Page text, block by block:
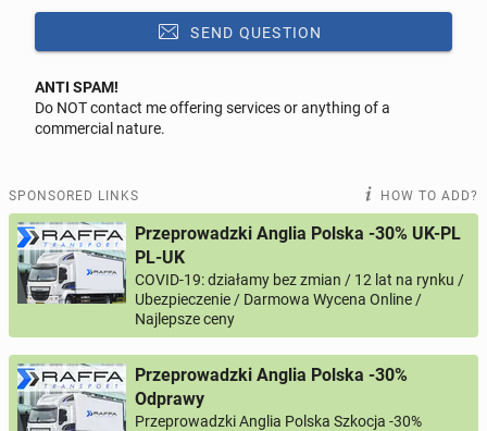
Stabilne zatrudnienie przy interesujących projektach
Atrakcyjne wynagrodzenie
Możliwość rozwoju zawodowego
Samochod sluzbowy
Osoby zainteresowane prosimy o przesłanie CV na
adres:
info@ess-steel.co.uk
lub kontakt telefoniczny: 01322 311 007
Start: możliwy od zaraz
ESS Steel LTD.
SEND QUESTION
Reply to this ad
0 / 1000
Your name
Your email
ANTI SPAM!
Do NOT contact me offering services or anything of a
commercial nature.
SPONSORED LINKS HOW TO ADD?
Przeprowadzki Anglia Polska -30% UK-PL
PL-UK
COVID-19: działamy bez zmian / 12 lat na rynku /
Ubezpieczenie / Darmowa Wycena Online /
Najlepsze ceny
Przeprowadzki Anglia Polska -30%
Odprawy
Przeprowadzki Anglia Polska Szkocja -30%